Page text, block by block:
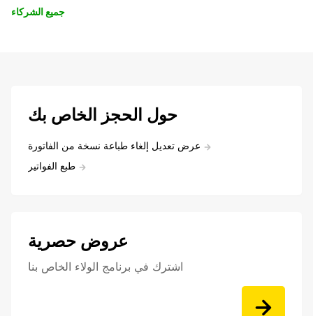
جميع الشركاء
حول الحجز الخاص بك
عرض تعديل إلغاء طباعة نسخة من الفاتورة
طبع الفواتير
عروض حصرية
اشترك في برنامج الولاء الخاص بنا